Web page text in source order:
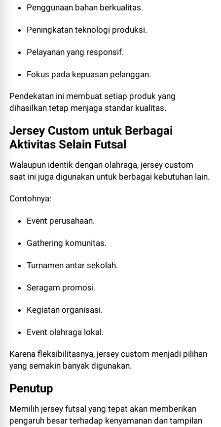
Penggunaan bahan berkualitas.
Peningkatan teknologi produksi.
Pelayanan yang responsif.
Fokus pada kepuasan pelanggan.
Pendekatan ini membuat setiap produk yang
dihasilkan tetap menjaga standar kualitas.
Jersey Custom untuk Berbagai
Aktivitas Selain Futsal
Walaupun identik dengan olahraga, jersey custom
saat ini juga digunakan untuk berbagai kebutuhan lain.
Contohnya:
Event perusahaan.
Gathering komunitas.
Turnamen antar sekolah.
Seragam promosi.
Kegiatan organisasi.
Event olahraga lokal.
Karena fleksibilitasnya, jersey custom menjadi pilihan
yang semakin banyak digunakan.
Penutup
Memilih jersey futsal yang tepat akan memberikan
pengaruh besar terhadap kenyamanan dan tampilan